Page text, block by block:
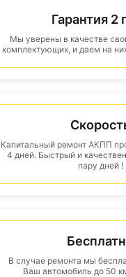
Гарантия 2
Мы уверены в качестве
комплектующих, и даем на
Капитальный ремонт АКПП
4 дней. Быстрый и
пару дней !
В случае ремонта мы
Ваш автомобиль до 50